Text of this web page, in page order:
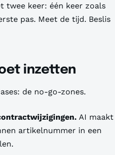
twee keer: één keer zoals
pas. Meet de tijd. Beslis
inzetten
de no-go-zones.
AI maakt
artikelnummer in een